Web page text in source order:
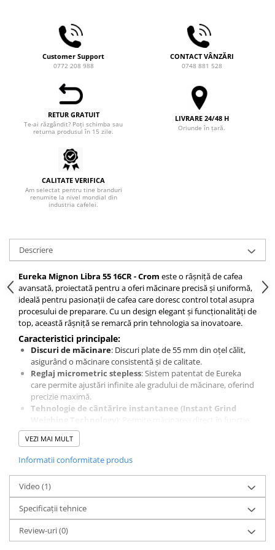
La Marzocco
Linkbar
Minor Figures
Moccamaster
Mr.Cafe
Nuova Ricambi
Origami
Pallo
Perfect Moose
Puqpress
QuinSpin
RHINOWARES
Rocket
Scanomat
Solaris
Studio Barista
Sweet Revolution
Sweetbird
Customer Support
0772 208 988
CONTACT VÂNZĂRI
0748 881 528
RETUR GRATUIT
Te-ai răzgândit? Poți schimba sau
returna produsul în 15 zile.
LIVRARE 24/48 H
Oriunde în țară.
CALITATE VERIFICA
Am selectat pentru tine branduri
renumite la nivel mondial din
industria cafelei.
Descriere
Eureka Mignon Libra 55 16CR - Crom este o râșniță de cafea
avansată, proiectată pentru a oferi măcinare precisă și uniformă,
ideală pentru pasionații de cafea care doresc control total asupra
procesului de preparare. Cu un design elegant și funcționalități de
top, această râșniță se remarcă prin tehnologia sa inovatoare.
Caracteristici principale:
Discuri de măcinare: Discuri plate de 55 mm din oțel călit,
asigurând o măcinare consistentă și de calitate.
Reglaj micrometric stepless: Sistem patentat de Eureka
care permite ajustări infinite ale gradului de măcinare, oferind
precizie maximă.
Tehnologie de cântărire instantanee (Instant Grind
de greutate, eliminând risipa de cafea și asigurând dozarea
exactă.
Sistem ACE (Anti-Clumps & Electrostaticity)
formarea aglomerărilor și reduce încărcarea electrostatică a
cafelei măcinate, menținând curățenia și consistența dozei.
Tehnologie silențioasă (Silent Technology)
semnificativ zgomotul de măcinare, oferind o experiență
plăcută atât acasă, cât și în cafenele.
Capacitate hopper
a extinde la 510 g cu un hopper transparent înalt (opțional).
VEZI MAI MULT
Informatii conformitate produs
Video (1)
Specificații tehnice
Review-uri(0)